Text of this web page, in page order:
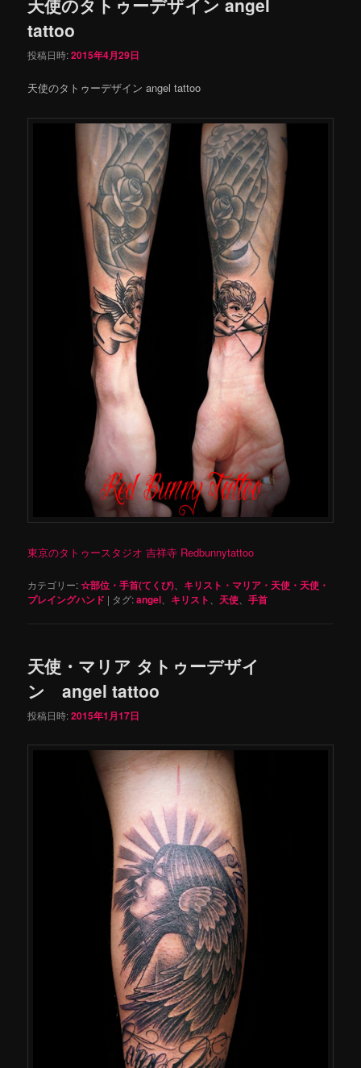
tattoo
投稿日時:2015年4月29日
天使のタトゥーデザイン angel tattoo
東京のタトゥースタジオ 吉祥寺 Redbunnytattoo
カテゴリー:☆部位・手首(てくび)
キリスト・マリア・天使・天使・
プレイングハンド | タグ:angel キリスト 天使 、手首
天使・マリア タトゥーデザイ
ン angel tattoo
投稿日時:2015年1月17日